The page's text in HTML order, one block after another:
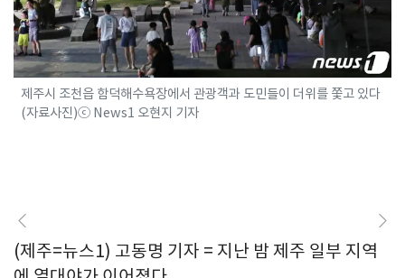
제주시 조천읍 함덕해수욕장에서 관광객과 도민들이 더위를 쫓고 있다
(자료사진)ⓒ News1 오현지 기자
(제주=뉴스1) 고동명 기자 = 지난 밤 제주 일부 지역